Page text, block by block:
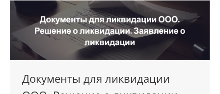
Документы для ликвидации